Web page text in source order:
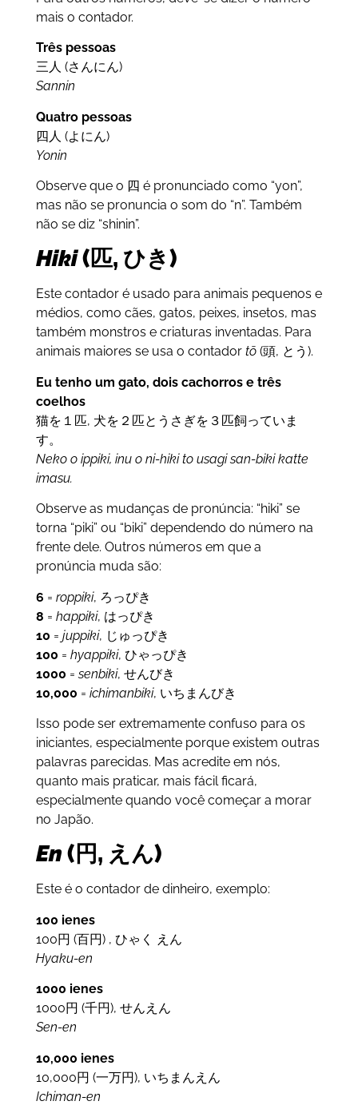
mais o contador.
Três pessoas
三人 (さんにん)
Sannin
Quatro pessoas
四人 (よにん)
Yonin
Observe que o 四 é pronunciado como “yon”,
mas não se pronuncia o som do “n”. Também
não se diz “shinin”.
Hiki(匹, ひき)
Este contador é usado para animais pequenos e
médios, como cães, gatos, peixes, insetos, mas
também monstros e criaturas inventadas. Para
animais maiores se usa o contador tō(頭, とう).
Eu tenho um gato, dois cachorros e três
coelhos
猫を１匹, 犬を２匹とうさぎを３匹飼っていま
す。
Neko o ippiki, inu o ni-hiki to usagi san-biki katte
imasu.
Observe as mudanças de pronúncia: “hiki” se
torna “piki” ou “biki” dependendo do número na
frente dele. Outros números em que a
pronúncia muda são:
6 = roppiki, ろっぴき
8 = happiki, はっぴき
10 = juppiki, じゅっぴき
100 = hyappiki, ひゃっぴき
1000 =senbiki, せんびき
10,000 = ichimanbiki, いちまんびき
Isso pode ser extremamente confuso para os
iniciantes, especialmente porque existem outras
palavras parecidas. Mas acredite em nós,
quanto mais praticar, mais fácil ficará,
especialmente quando você começar a morar
no Japão.
En (円, えん)
Este é o contador de dinheiro, exemplo:
100 ienes
100円 (百円) , ひゃく えん
Hyaku-en
1000 ienes
1000円 (千円), せんえん
Sen-en
10,000 ienes
10,000円 (一万円), いちまんえん
Ichiman-en